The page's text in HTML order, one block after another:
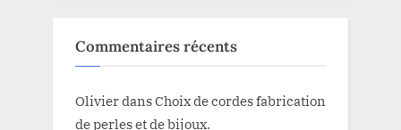
Commentaires récents
OlivierdansChoix de cordes fabrication
de perles et de bijoux.